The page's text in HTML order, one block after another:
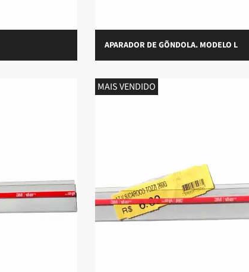
APARADOR DE GÕNDOLA. MODELO L
MAIS VENDIDO